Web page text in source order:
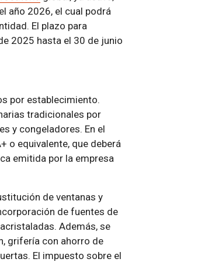
año 2026, el cual podrá
El plazo para
2025 hasta el 30 de junio
por establecimiento.
tradicionales por
y congeladores. En el
o equivalente, que deberá
emitida por la empresa
de ventanas y
de fuentes de
Además, se
grifería con ahorro de
El impuesto sobre el